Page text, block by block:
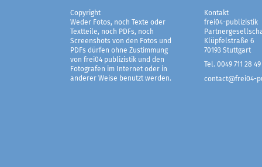
Copyright
Weder Fotos, noch Texte oder
Textteile, noch PDFs, noch
Screenshots von den Fotos und
PDFs dürfen ohne Zustimmung
von frei04 publizistik und den
Fotografen im Internet oder in
anderer Weise benutzt werden.
Kontakt
frei04-publizistik
Klüpfelstraße 6
70193 Stuttgart
Tel. 0049 711 28 49
contact@frei04-